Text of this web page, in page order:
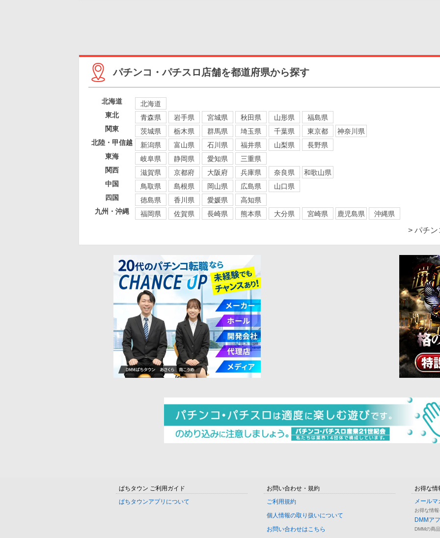
パチンコ・パチスロ店舗を都道府県から探す
北海道
北海道
東北
青森県 岩手県 宮城県 秋田県 山形県
福島県
関東
茨城県 栃木県 群馬県 埼玉県 千葉県 東京都
神奈川県
北陸・甲信越
新潟県 富山県 石川県 福井県 山梨県
長野県
東海
岐阜県 静岡県 愛知県
三重県
関西
滋賀県 京都府 大阪府 兵庫県 奈良県
和歌山県
中国
鳥取県 島根県 岡山県 広島県
山口県
四国
徳島県 香川県 愛媛県
高知県
九州・沖縄
福岡県 佐賀県 長崎県 熊本県 大分県 宮崎県 鹿児島県 沖縄県
> パチ
ぱちタウン ご利用ガイド
ぱちタウンアプリについて
お問い合わせ・規約
ご利用規約
個人情報の取り扱いについて
お問い合わせはこちら
お得な情
メールマ
お得な情報
DMMア
DMMの商